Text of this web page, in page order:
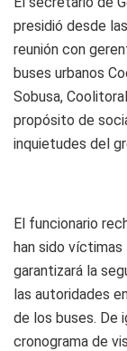
presidió desde
reunión con
buses urbanos
Sobusa,
propósito de
inquietudes del
El funcionario
han sido
garantizará la
las autoridades
de los buses. De
cronograma de